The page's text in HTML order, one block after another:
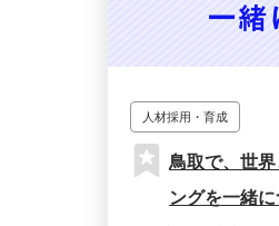
人材採用・育成
鳥取で、世
ングを一緒に